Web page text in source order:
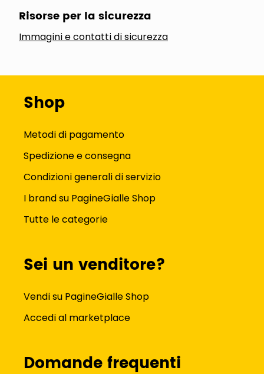
Risorse per la sicurezza
Immagini e contatti di sicurezza
Shop
Metodi di pagamento
Spedizione e consegna
Condizioni generali di servizio
I brand su PagineGialle Shop
Tutte le categorie
Sei un venditore?
Vendi su PagineGialle Shop
Accedi al marketplace
Domande frequenti